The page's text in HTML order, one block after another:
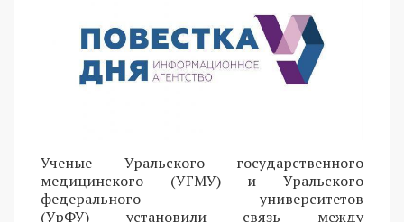
Ученые Уральского государственного
медицинского (УГМУ) и Уральского
федерального университетов
(УрФУ) установили связь между